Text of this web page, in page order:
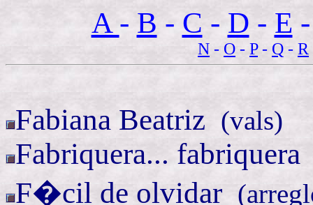
A - B - C - D - E -
N - O - P- Q - R
Fabiana Beatriz (vals)
Fabriquera... fabriquera
F�cil de olvidar (